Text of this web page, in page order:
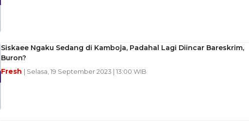
Siskaee Ngaku Sedang di Kamboja, Padahal Lagi Diincar Bareskrim,
Buron?
Fresh | Selasa, 19 September 2023 | 13:00 WIB